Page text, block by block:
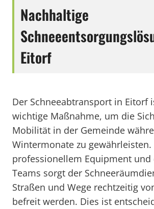
Nachhaltige
Eitorf
Der Schneeabtransport in Eitorf
wichtige Maßnahme, um die
Mobilität in der Gemeinde
Wintermonate zu
professionellem Equipment und
Teams sorgt der
Straßen und Wege rechtzeitig
befreit werden. Dies ist